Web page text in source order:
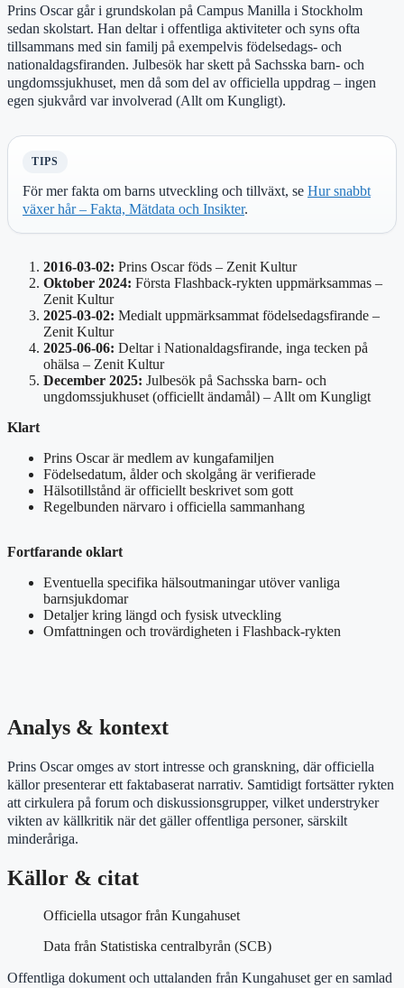
Prins Oscar går i grundskolan på Campus Manilla i Stockholm
sedan skolstart. Han deltar i offentliga aktiviteter och syns ofta
tillsammans med sin familj på exempelvis födelsedags- och
nationaldagsfiranden. Julbesök har skett på Sachsska barn- och
ungdomssjukhuset, men då som del av officiella uppdrag – ingen
egen sjukvård var involverad (Allt om Kungligt).
TIPS
För mer fakta om barns utveckling och tillväxt, se Hur snabbt
växer hår – Fakta, Mätdata och Insikter.
2016-03-02: Prins Oscar föds – Zenit Kultur
Oktober 2024: Första Flashback-rykten uppmärksammas –
Zenit Kultur
2025-03-02: Medialt uppmärksammat födelsedagsfirande –
Zenit Kultur
2025-06-06: Deltar i Nationaldagsfirande, inga tecken på
ohälsa – Zenit Kultur
December 2025: Julbesök på Sachsska barn- och
ungdomssjukhuset (officiellt ändamål) – Allt om Kungligt
Klart
Prins Oscar är medlem av kungafamiljen
Födelsedatum, ålder och skolgång är verifierade
Hälsotillstånd är officiellt beskrivet som gott
Regelbunden närvaro i officiella sammanhang
Fortfarande oklart
Eventuella specifika hälsoutmaningar utöver vanliga
barnsjukdomar
Detaljer kring längd och fysisk utveckling
Omfattningen och trovärdigheten i Flashback-rykten
Analys & kontext
Prins Oscar omges av stort intresse och granskning, där officiella
källor presenterar ett faktabaserat narrativ. Samtidigt fortsätter rykten
att cirkulera på forum och diskussionsgrupper, vilket understryker
vikten av källkritik när det gäller offentliga personer, särskilt
minderåriga.
Källor & citat
Officiella utsagor från Kungahuset
Data från Statistiska centralbyrån (SCB)
Offentliga dokument och uttalanden från Kungahuset ger en samlad